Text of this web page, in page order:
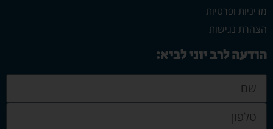
מדיניות ופרטיות
הצהרת נגישות
הודעה לרב יוני לביא: